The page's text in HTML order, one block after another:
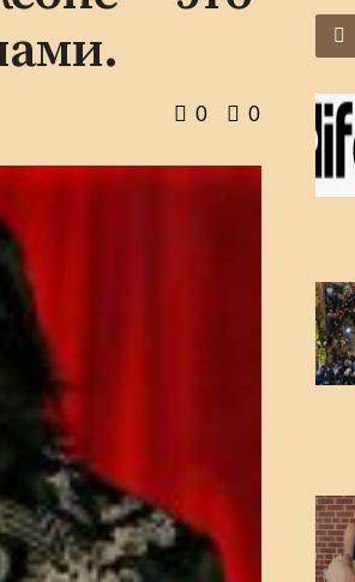
0 0